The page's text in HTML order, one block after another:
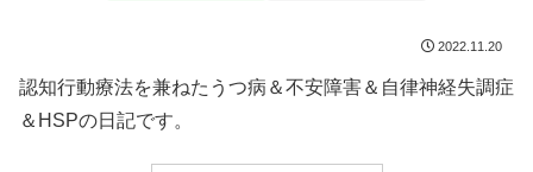
2022.11.20
認知行動療法を兼ねたうつ病＆不安障害＆自律神経失調症
＆HSPの日記です。